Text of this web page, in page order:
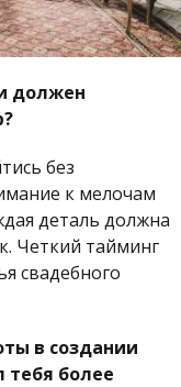
должен
без
к мелочам
деталь должна
Четкий тайминг
свадебного
в создании
тебя более